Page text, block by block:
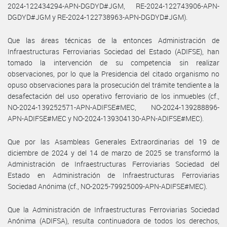
2024-122434294-APN-DGDYD#JGM, RE-2024-122743906-APN-
DGDYD#JGM y RE-2024-122738963-APN-DGDYD#JGM).
Que las áreas técnicas de la entonces Administración de
Infraestructuras Ferroviarias Sociedad del Estado (ADIFSE), han
tomado la intervención de su competencia sin realizar
observaciones, por lo que la Presidencia del citado organismo no
opuso observaciones para la prosecución del trámite tendiente a la
desafectación del uso operativo ferroviario de los inmuebles (cf.,
NO-2024-139252571-APN-ADIFSE#MEC, NO-2024-139288896-
APN-ADIFSE#MEC y NO-2024-139304130-APN-ADIFSE#MEC).
Que por las Asambleas Generales Extraordinarias del 19 de
diciembre de 2024 y del 14 de marzo de 2025 se transformó la
Administración de Infraestructuras Ferroviarias Sociedad del
Estado en Administración de Infraestructuras Ferroviarias
Sociedad Anónima (cf., NO-2025-79925009-APN-ADIFSE#MEC).
Que la Administración de Infraestructuras Ferroviarias Sociedad
Anónima (ADIFSA), resulta continuadora de todos los derechos,